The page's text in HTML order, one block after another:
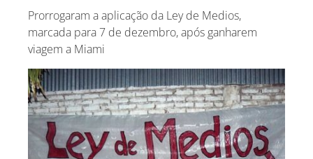
Prorrogaram a aplicação da Ley de Medios,
marcada para 7 de dezembro, após ganharem
viagem a Miami